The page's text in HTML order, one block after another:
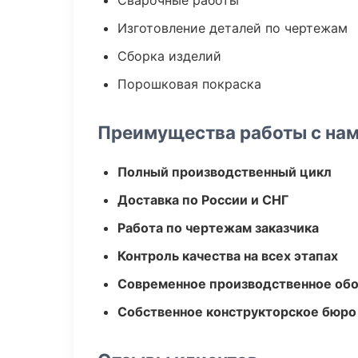
Изготовление деталей по чертежам
Сборка изделий
Порошковая покраска
Преимущества работы с
Полный производственный цикл
Доставка по России и СНГ
Работа по чертежам заказчика
Контроль качества на всех этапах
Современное производственное
Собственное конструкторское бюро